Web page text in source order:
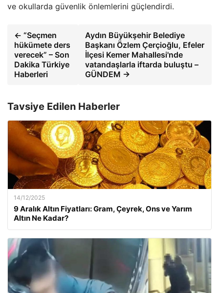
ve okullarda güvenlik önlemlerini güçlendirdi.
← “Seçmen
hükümete ders
verecek” – Son
Dakika Türkiye
Haberleri
Aydın Büyükşehir Belediye
Başkanı Özlem Çerçioğlu, Efeler
İlçesi Kemer Mahallesi'nde
vatandaşlarla iftarda buluştu –
GÜNDEM →
Tavsiye Edilen Haberler
14/12/2025
9 Aralık Altın Fiyatları: Gram, Çeyrek, Ons ve Yarım
Altın Ne Kadar?